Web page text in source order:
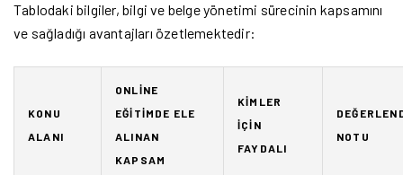
Tablodaki bilgiler, bilgi ve belge yönetimi sürecinin kapsamını
ve sağladığı avantajları özetlemektedir:
KONU
ALANI
ONLINE
EĞITIMDE ELE
ALINAN
KAPSAM
KIMLER
İÇIN
FAYDALI
NOTU